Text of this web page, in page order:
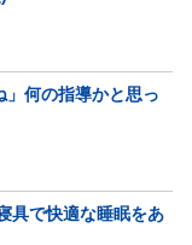
」何の指導かと思っ
具で快適な睡眠をあ